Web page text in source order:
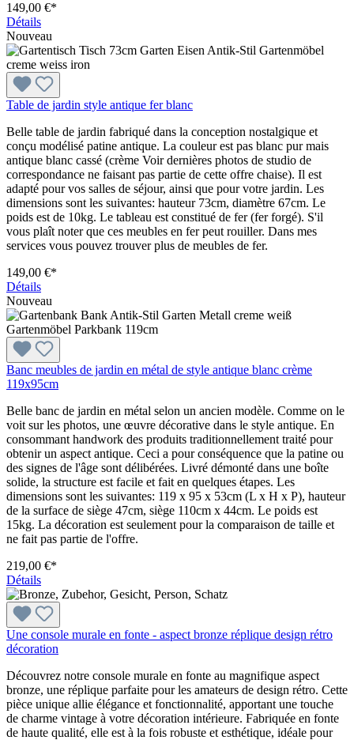
149,00 €*
Détails
Nouveau
Table de jardin style antique fer blanc
Belle table de jardin fabriqué dans la conception nostalgique et
conçu modélisé patine antique. La couleur est pas blanc pur mais
antique blanc cassé (crème Voir dernières photos de studio de
correspondance ne faisant pas partie de cette offre chaise). Il est
adapté pour vos salles de séjour, ainsi que pour votre jardin. Les
dimensions sont les suivantes: hauteur 73cm, diamètre 67cm. Le
poids est de 10kg. Le tableau est constitué de fer (fer forgé). S'il
vous plaît noter que ces meubles en fer peut rouiller. Dans mes
services vous pouvez trouver plus de meubles de fer.
149,00 €*
Détails
Nouveau
Banc meubles de jardin en métal de style antique blanc crème
119x95cm
Belle banc de jardin en métal selon un ancien modèle. Comme on le
voit sur les photos, une œuvre décorative dans le style antique. En
consommant handwork des produits traditionnellement traité pour
obtenir un aspect antique. Ceci a pour conséquence que la patine ou
des signes de l'âge sont délibérées. Livré démonté dans une boîte
solide, la structure est facile et fait en quelques étapes. Les
dimensions sont les suivantes: 119 x 95 x 53cm (L x H x P), hauteur
de la surface de siège 47cm, siège 110cm x 44cm. Le poids est
15kg. La décoration est seulement pour la comparaison de taille et
ne fait pas partie de l'offre.
219,00 €*
Détails
Une console murale en fonte - aspect bronze réplique design rétro
décoration
Découvrez notre console murale en fonte au magnifique aspect
bronze, une réplique parfaite pour les amateurs de design rétro. Cette
pièce unique allie élégance et fonctionnalité, apportant une touche
de charme vintage à votre décoration intérieure. Fabriquée en fonte
de haute qualité, elle est à la fois robuste et esthétique, idéale pour